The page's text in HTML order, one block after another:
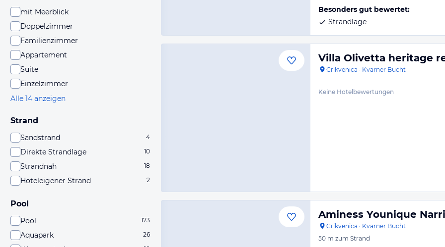
mit Meerblick
Doppelzimmer
Familienzimmer
Appartement
Suite
Einzelzimmer
Alle 14 anzeigen
Strand
Sandstrand 4
Direkte Strandlage 10
Strandnah 18
Hoteleigener Strand 2
Pool
Pool 173
Aquapark 26
Besonders gut bewertet:
Strandlage
Villa Olivetta heritage
Crikvenica · Kvarner Bucht
Keine Hotelbewertungen
Aminess Younique
Crikvenica · Kvarner Bucht
50 m zum Strand